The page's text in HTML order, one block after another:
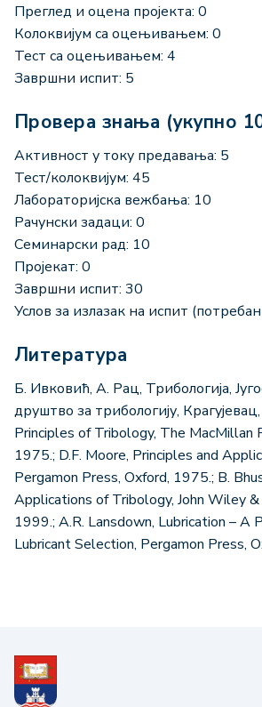
Преглед и оцена пројекта: 0
Колоквијум са оцењивањем: 0
Тест са оцењивањем: 4
Завршни испит: 5
Провера знања (укупно
Активност у току предавања: 5
Тест/колоквијум: 45
Лабораторијска вежбања: 10
Рачунски задаци: 0
Семинарски рад: 10
Пројекат: 0
Завршни испит: 30
Услов за излазак на испит
Литература
Б. Ивковић, А. Рац, Трибологија,
друштво за трибологију,
Principles of Tribology, The MacMillan
1975.; D.F. Moore, Principles and
Pergamon Press, Oxford, 1975.; B.
Applications of Tribology, John Wiley &
1999.; A.R. Lansdown, Lubrication – A
Lubricant Selection, Pergamon Press,